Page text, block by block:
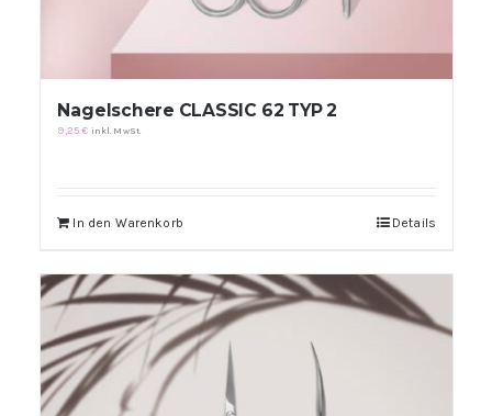
Nagelschere CLASSIC 62 TYP 2
9,25€ inkl. MwSt.
In den Warenkorb Details